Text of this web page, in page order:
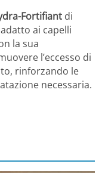
Fortifiant di
ai capelli
la sua
l’eccesso di
rinforzando le
necessaria.